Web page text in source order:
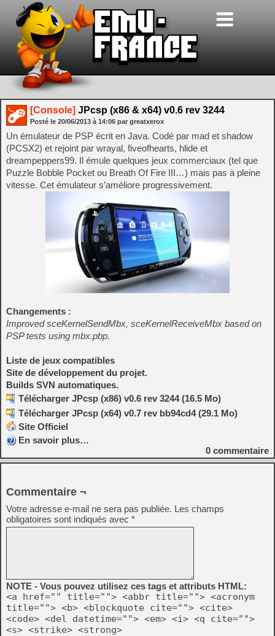
[Console] JPcsp (x86 & x64) v0.6 rev 3244
Posté le 20/06/2013 à 14:06 par greatxerox
Un émulateur de PSP écrit en Java. Codé par mad et shadow
(PCSX2) et rejoint par wrayal, fiveofhearts, hlide et
dreampeppers99. Il émule quelques jeux commerciaux (tel que
Puzzle Bobble Pocket ou Breath Of Fire III…) mais pas à pleine
vitesse. Cet émulateur s’améliore progressivement.
Changements :
Improved sceKernelSendMbx, sceKernelReceiveMbx based on
PSP tests using mbx.pbp.
Liste de jeux compatibles
Site de développement du projet.
Builds SVN automatiques.
Télécharger JPcsp (x86) v0.6 rev 3244 (16.5 Mo)
Télécharger JPcsp (x64) v0.7 rev bb94cd4 (29.1 Mo)
Site Officiel
En savoir plus…
0 commentaire
Commentaire ¬
Votre adresse e-mail ne sera pas publiée. Les champs
obligatoires sont indiqués avec *
NOTE - Vous pouvez utilisez ces tags et attributs HTML:
<a href="" title=""> <abbr title=""> <acronym
title=""> <b> <blockquote cite=""> <cite>
<code> <del datetime=""> <em> <i> <q cite="">
<s> <strike> <strong>